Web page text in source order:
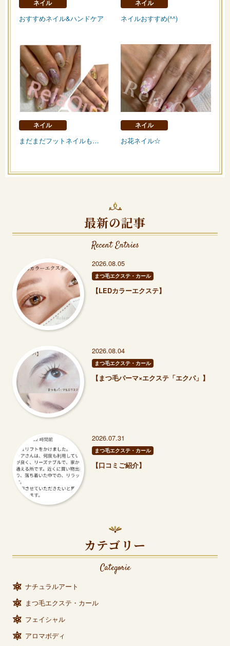
ネイル
おすすめネイル&ハンドケア
ネイル
ネイルおすすめ(^^)
ネイル
まだまだフットネイルも…
ネイル
お花ネイル☆
最新の記事
Recent Entries
2026.08.05
まつ毛エクステ・カール
【LEDカラーエクステ】
2026.08.04
まつ毛エクステ・カール
【まつ毛パーマ×エクステ「エクパ」】
2026.07.31
まつ毛エクステ・カール
【口コミご紹介】
カテゴリー
Categorie
ナチュラルアート
まつ毛エクステ・カール
フェイシャル
アロマボディ